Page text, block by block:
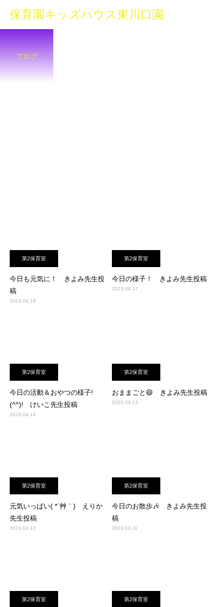
保育園キッズハウス東川口園
ブログ
第2保育室
今日も元気に！ きよみ先生投
稿
2023.04.18
第2保育室
今日の様子！ きよみ先生投稿
2023.04.17
第2保育室
今日の活動＆おやつの様子!
(^^)! けいこ先生投稿
2023.04.14
第2保育室
おままごと😄 きよみ先生投稿
2023.04.13
第2保育室
元気いっぱい( *´艸｀) えりか
先生投稿
2023.04.12
第2保育室
今日のお散歩🎶 きよみ先生投
稿
2023.04.11
第2保育室 第2保育室